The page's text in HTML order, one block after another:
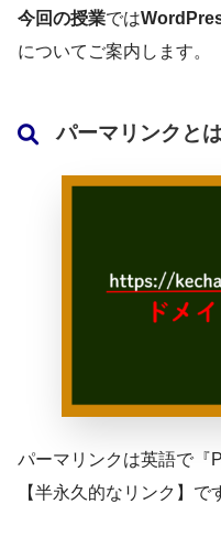
今回の授業では
についてご案内します。
パーマリンクとは
パーマリンクは英語で『
【半永久的なリンク】で